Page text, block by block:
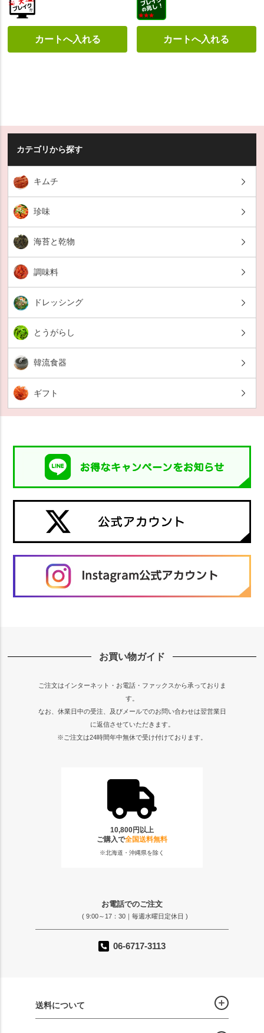
カテゴリから探す
キムチ
珍味
海苔と乾物
調味料
ドレッシング
とうがらし
韓流食器
ギフト
お買い物ガイド
ご注文はインターネット・お電話・ファックスから承っておりま
す。
なお、休業日中の受注、及びメールでのお問い合わせは翌営業日
に返信させていただきます。
※ご注文は24時間年中無休で受け付けております。
10,800円以上
ご購入で全国送料無料
※北海道・沖縄県を除く
お電話でのご注文
( 9:00～17：30｜毎週水曜日定休日 )
06-6717-3113
送料について